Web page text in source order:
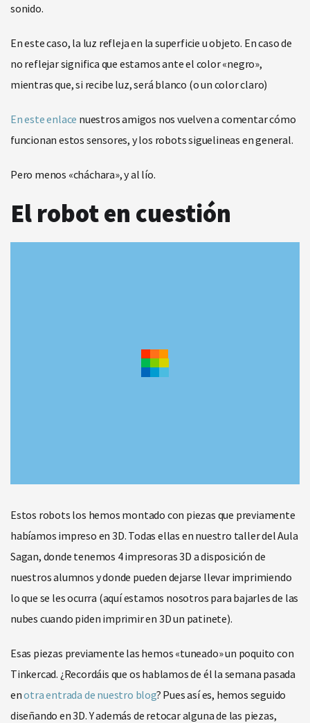
sonido.
En este caso, la luz refleja en la superficie u objeto. En caso de
no reflejar significa que estamos ante el color «negro»,
mientras que, si recibe luz, será blanco (o un color claro)
En este enlace nuestros amigos nos vuelven a comentar cómo
funcionan estos sensores, y los robots siguelineas en general.
Pero menos «cháchara», y al lío.
El robot en cuestión
Estos robots los hemos montado con piezas que previamente
habíamos impreso en 3D. Todas ellas en nuestro taller del Aula
Sagan, donde tenemos 4 impresoras 3D a disposición de
nuestros alumnos y donde pueden dejarse llevar imprimiendo
lo que se les ocurra (aquí estamos nosotros para bajarles de las
nubes cuando piden imprimir en 3D un patinete).
Esas piezas previamente las hemos «tuneado» un poquito con
Tinkercad. ¿Recordáis que os hablamos de él la semana pasada
enotra entrada de nuestro blog? Pues así es, hemos seguido
diseñando en 3D. Y además de retocar alguna de las piezas,